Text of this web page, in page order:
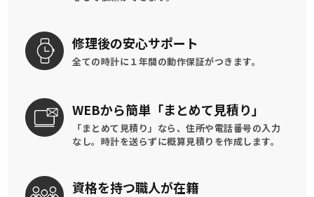
修理後の安心サポート
全ての時計に １年間の動作保証がつきます。
WEBから簡単 「まとめて見積り」
「まとめて見積り」なら、住所や電話番号の入力
なし。時計を送らずに概算見積りを作成します。
資格を持つ職人が在籍